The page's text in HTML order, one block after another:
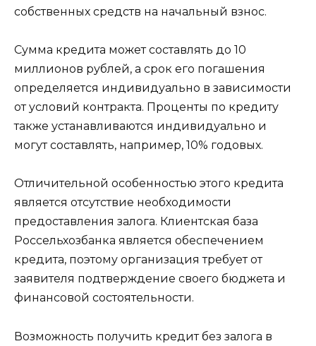
собственных средств на начальный взнос.
Сумма кредита может составлять до 10
миллионов рублей, а срок его погашения
определяется индивидуально в зависимости
от условий контракта. Проценты по кредиту
также устанавливаются индивидуально и
могут составлять, например, 10% годовых.
Отличительной особенностью этого кредита
является отсутствие необходимости
предоставления залога. Клиентская база
Россельхозбанка является обеспечением
кредита, поэтому организация требует от
заявителя подтверждение своего бюджета и
финансовой состоятельности.
Возможность получить кредит без залога в